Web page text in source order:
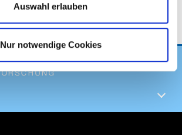
Auswahl erlauben
Nur notwendige Cookies